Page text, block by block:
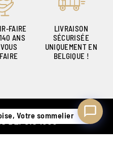
FAIRE
ANS
LIVRAISON
SÉCURISÉE
UNIQUEMENT EN
BELGIQUE !
DEPUIS 1886
Votre sommelier